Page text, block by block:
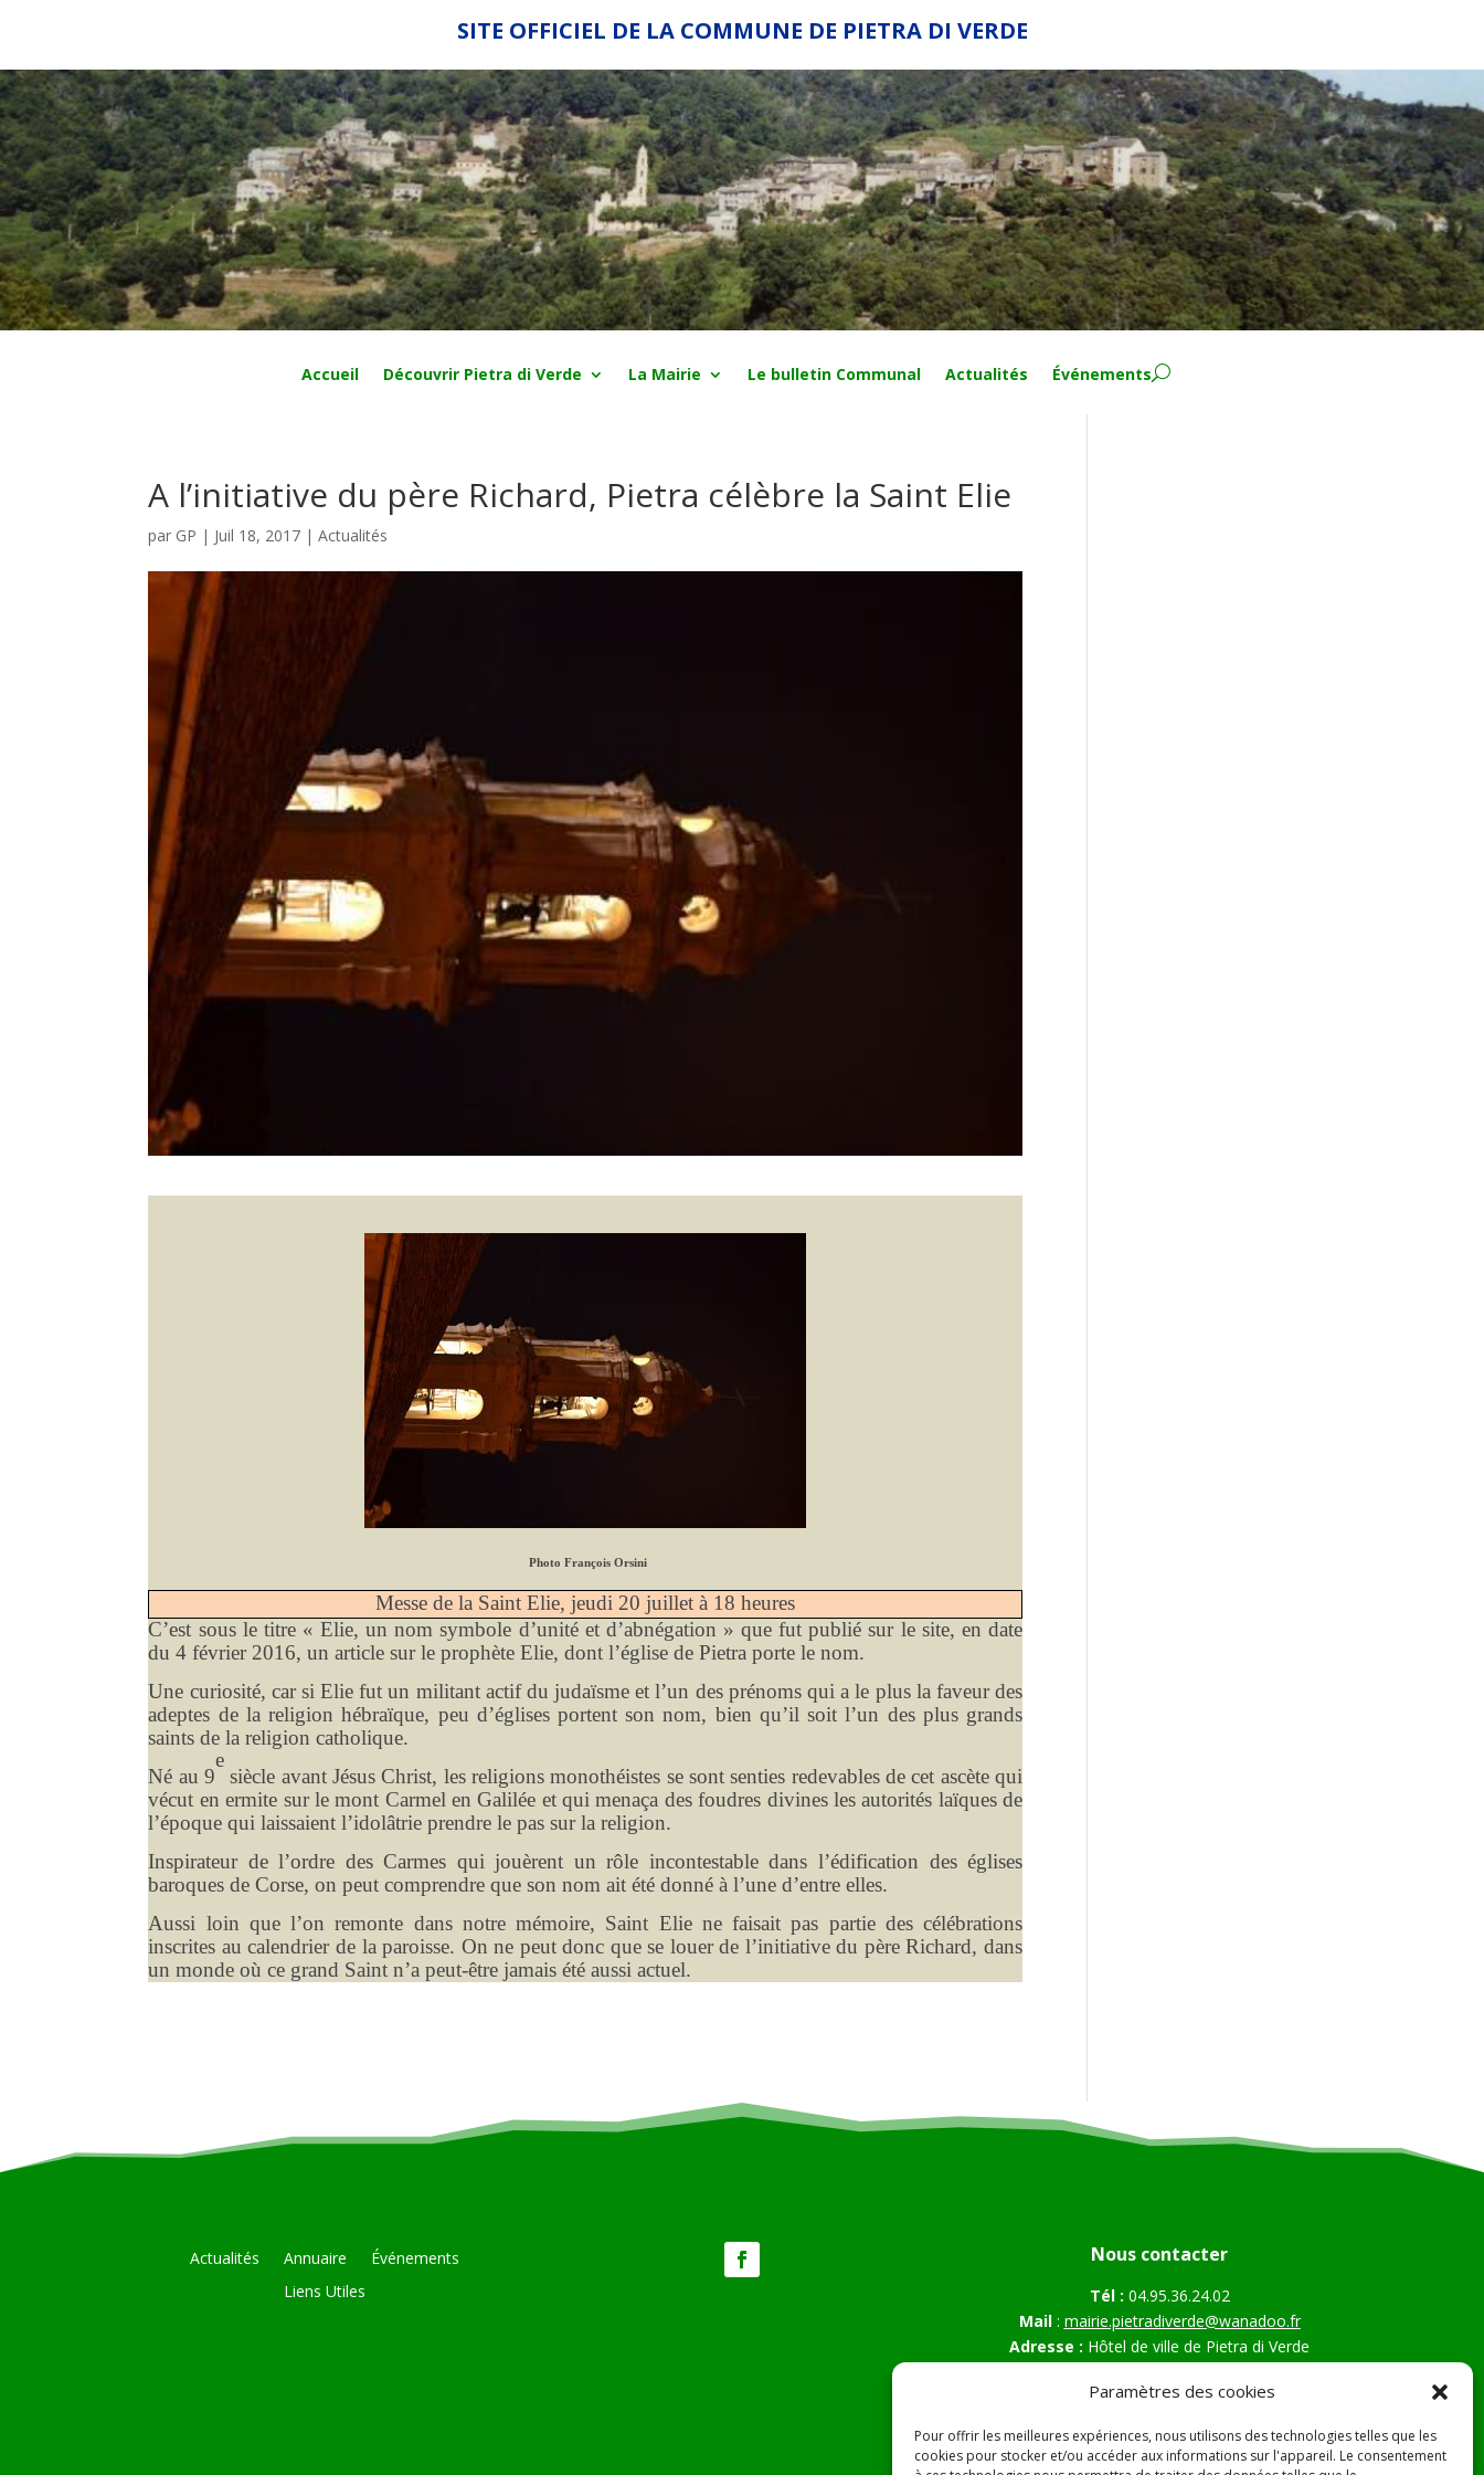
Paramètres des cookies
Pour offrir les meilleures expériences, nous utilisons des technologies telles que les
cookies pour stocker et/ou accéder aux informations sur l'appareil. Le consentement
SITE OFFICIEL DE LA COMMUNE DE PIETRA DI VERDE
Accueil Découvrir Pietra di Verde La Mairie Le bulletin Communal Actualités Événements
A l’initiative du père Richard, Pietra célèbre la Saint Elie
par GP | Juil 18, 2017 |Actualités
Photo François Orsini
Messe de la Saint Elie, jeudi 20 juillet à 18 heures
C’est sous le titre « Elie, un nom symbole d’unité et d’abnégation » que fut publié sur le site, en date
du 4 février 2016, un article sur le prophète Elie, dont l’église de Pietra porte le nom.
Une curiosité, car si Elie fut un militant actif du judaïsme et l’un des prénoms qui a le plus la faveur des
adeptes de la religion hébraïque, peu d’églises portent son nom, bien qu’il soit l’un des plus grands
saints de la religion catholique.
Né au 9
e
siècle avant Jésus Christ, les religions monothéistes se sont senties redevables de cet ascète qui
vécut en ermite sur le mont Carmel en Galilée et qui menaça des foudres divines les autorités laïques de
l’époque qui laissaient l’idolâtrie prendre le pas sur la religion.
Inspirateur de l’ordre des Carmes qui jouèrent un rôle incontestable dans l’édification des églises
baroques de Corse, on peut comprendre que son nom ait été donné à l’une d’entre elles.
Aussi loin que l’on remonte dans notre mémoire, Saint Elie ne faisait pas partie des célébrations
inscrites au calendrier de la paroisse. On ne peut donc que se louer de l’initiative du père Richard, dans
un monde où ce grand Saint n’a peut-être jamais été aussi actuel.
Actualités Annuaire
Événements
Liens Utiles
Nous contacter
Tél : 04.95.36.24.02
Mail: mairie.pietradiverde@wanadoo.fr
Adresse : Hôtel de ville de Pietra di Verde
20230 Pietra di Verde